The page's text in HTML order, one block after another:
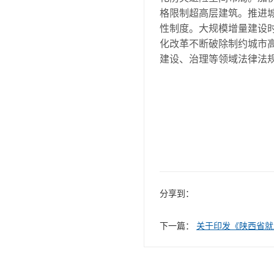
格限制超高层建筑。推进
性制度。大规模增量建设
化改革不断破除制约城市
建设、治理等领域法律法
分享到：
下一篇： 关于印发《陕西省